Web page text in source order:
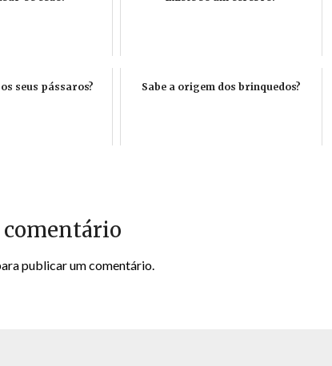
seus pássaros? Sabe a origem dos brinquedos?
publicar um comentário.